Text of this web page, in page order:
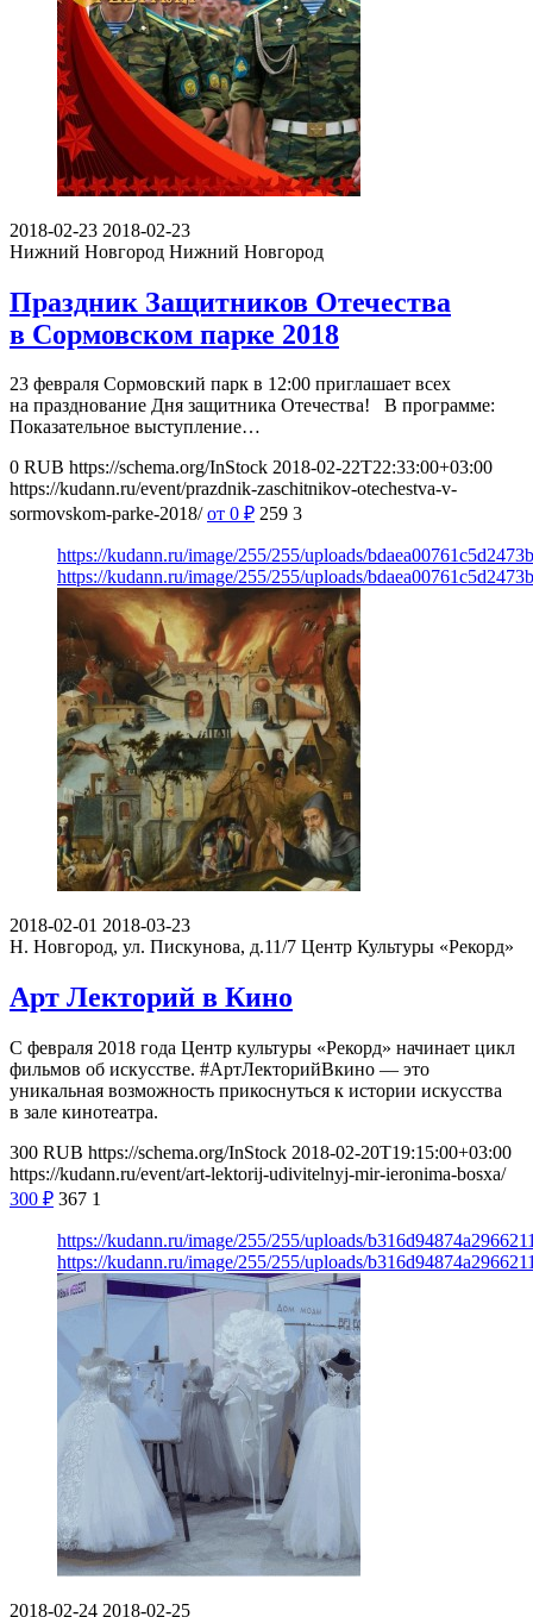
2018-02-23 2018-02-23
Нижний Новгород Нижний Новгород
Праздник Защитников Отечества
в Сормовском парке 2018
23 февраля Сормовский парк в 12:00 приглашает всех
на празднование Дня защитника Отечества! В программе:
Показательное выступление…
0 RUB https://schema.org/InStock 2018-02-22T22:33:00+03:00
https://kudann.ru/event/prazdnik-zaschitnikov-otechestva-v-
sormovskom-parke-2018/ от 0 ₽ 259 3
https://kudann.ru/image/255/255/uploads/
https://kudann.ru/image/255/255/uploads/
2018-02-01 2018-03-23
Н. Новгород, ул. Пискунова, д.11/7 Центр Культуры «Рекорд»
Арт Лекторий в Кино
С февраля 2018 года Центр культуры «Рекорд» начинает цикл
фильмов об искусстве. #АртЛекторийВкино — это
уникальная возможность прикоснуться к истории искусства
в зале кинотеатра.
300 RUB https://schema.org/InStock 2018-02-20T19:15:00+03:00
https://kudann.ru/event/art-lektorij-udivitelnyj-mir-ieronima-bosxa/
300 ₽ 367 1
https://kudann.ru/image/255/255/uploads/
https://kudann.ru/image/255/255/uploads/
2018-02-24 2018-02-25